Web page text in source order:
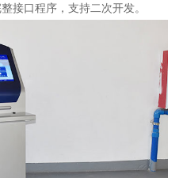
接口程序，支持二次开发。